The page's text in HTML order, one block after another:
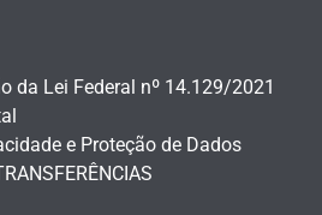
da Lei Federal nº 14.129/2021
e Proteção de Dados